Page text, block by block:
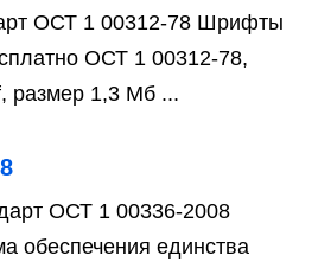
ОСТ 1 00312-78 Шрифты
ОСТ 1 00312-78,
размер 1,3 Мб ...
ОСТ 1 00336-2008
обеспечения единства